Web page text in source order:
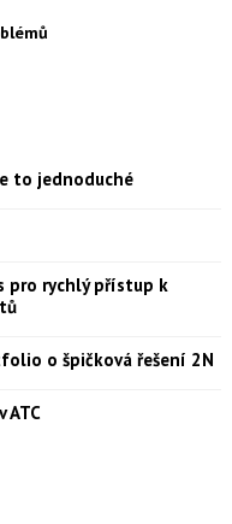
to jednoduché
pro rychlý přístup k
o špičková řešení 2N
ATC